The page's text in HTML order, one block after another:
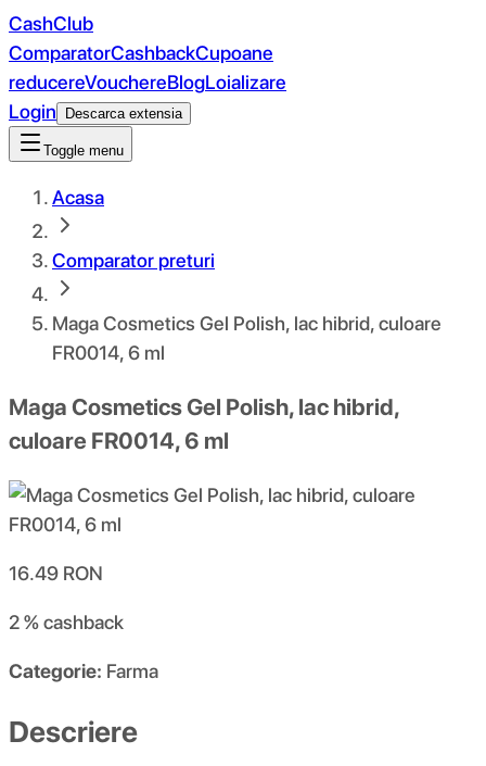
CashClub
ComparatorCashbackCupoane
reducereVouchereBlogLoializare
Login
Descarca extensia
Toggle menu
Acasa
Comparator preturi
Maga Cosmetics Gel Polish, lac hibrid, culoare
FR0014, 6 ml
Maga Cosmetics Gel Polish, lac hibrid,
culoare FR0014, 6 ml
16.49 RON
2 %cashback
Categorie: Farma
Descriere